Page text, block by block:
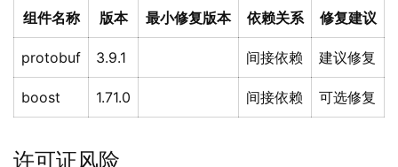
组件名称 版本 最小修复版本 依赖关系 修复建议
protobuf 3.9.1 间接依赖 建议修复
boost 1.71.0 间接依赖 可选修复
许可证风险